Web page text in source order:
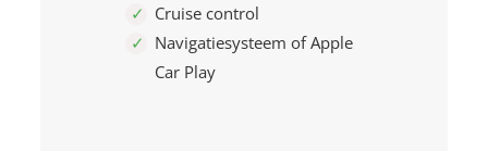
Cruise control
Navigatiesysteem of Apple
Car Play